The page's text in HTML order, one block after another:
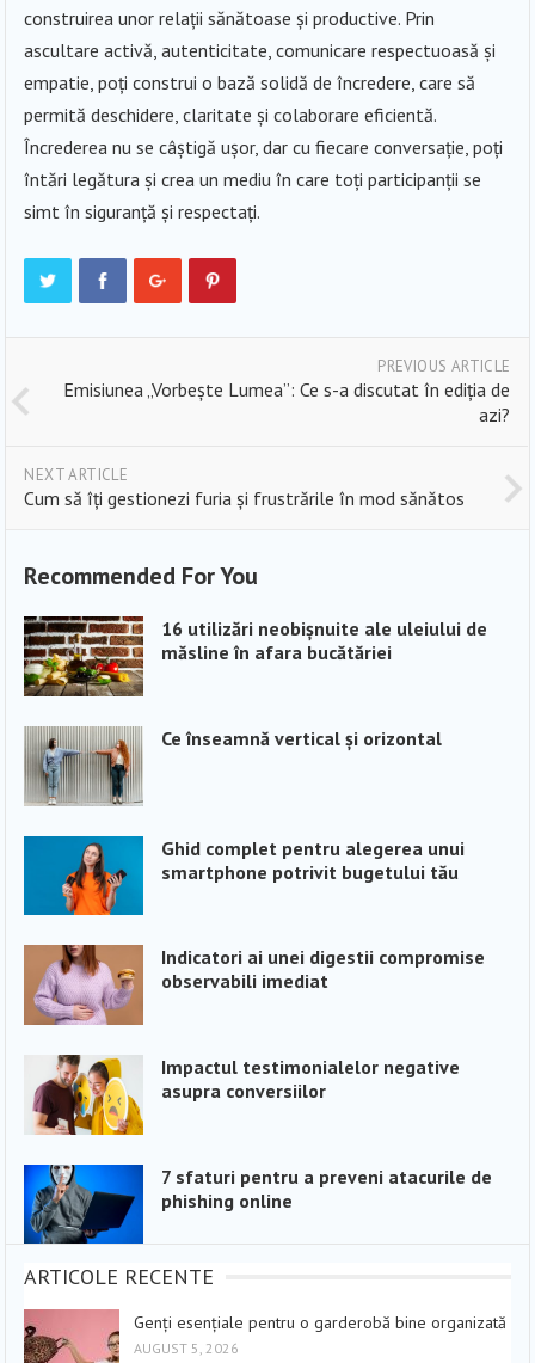
construirea unor relații sănătoase și productive. Prin
ascultare activă, autenticitate, comunicare respectuoasă și
empatie, poți construi o bază solidă de încredere, care să
permită deschidere, claritate și colaborare eficientă.
Încrederea nu se câștigă ușor, dar cu fiecare conversație, poți
întări legătura și crea un mediu în care toți participanții se
simt în siguranță și respectați.
PREVIOUS ARTICLE
Emisiunea „Vorbește Lumea”: Ce s-a discutat în ediția de
azi?
NEXT ARTICLE
Cum să îți gestionezi furia și frustrările în mod sănătos
Recommended For You
16 utilizări neobișnuite ale uleiului de
măsline în afara bucătăriei
Ce înseamnă vertical și orizontal
Ghid complet pentru alegerea unui
smartphone potrivit bugetului tău
Indicatori ai unei digestii compromise
observabili imediat
Impactul testimonialelor negative
asupra conversiilor
7 sfaturi pentru a preveni atacurile de
phishing online
ARTICOLE RECENTE
Genți esențiale pentru o garderobă bine organizată
AUGUST 5, 2026